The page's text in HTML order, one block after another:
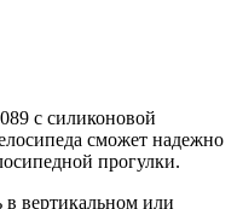
с силиконовой
сможет надежно
прогулки.
вертикальном или